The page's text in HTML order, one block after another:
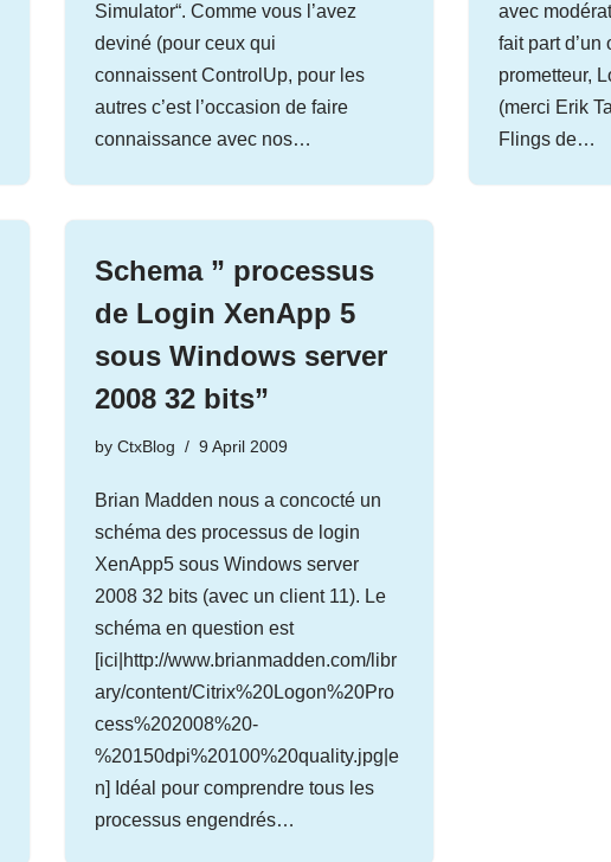
Simulator“. Comme vous l’avez
deviné (pour ceux qui
connaissent ControlUp, pour les
autres c’est l’occasion de faire
connaissance avec nos…
avec
fait part d’un
prometteur,
(merci Erik
Flings de…
Schema ” processus
de Login XenApp 5
sous Windows server
2008 32 bits”
byCtxBlog 9 April 2009
Brian Madden nous a concocté un
schéma des processus de login
XenApp5 sous Windows server
2008 32 bits (avec un client 11). Le
schéma en question est
[ici|http://www.brianmadden.com/libr
ary/content/Citrix%20Logon%20Pro
cess%202008%20-
%20150dpi%20100%20quality.jpg|e
n] Idéal pour comprendre tous les
processus engendrés…